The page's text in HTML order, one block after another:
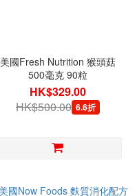
美國Fresh Nutrition 猴頭菇
500毫克 90粒
HK$329.00
HK$500.00 6.6折